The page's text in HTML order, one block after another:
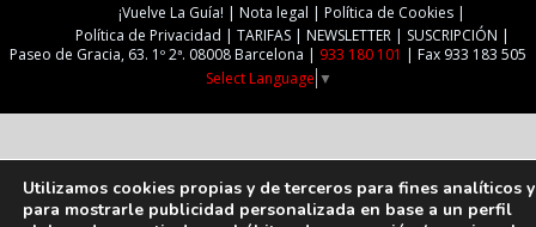
¡Vuelve La Guía!
Nota legal
Política de Cookies
Política de Privacidad
TARIFAS NEWSLETTER
SUSCRIPCIÓN
Paseo de Gracia, 63. 1º 2ª. 08008 Barcelona | 933 180 101 | Fax 933 183 505
Select Language ▼
Utilizamos cookies propias y de terceros para fines analíticos y
para mostrarle publicidad personalizada en base a un perfil